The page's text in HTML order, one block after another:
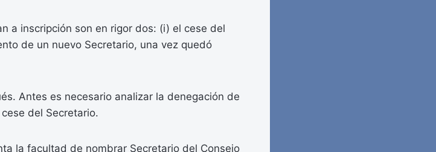
a inscripción son en rigor dos: (i) el cese del
de un nuevo Secretario, una vez quedó
Antes es necesario analizar la denegación de
del Secretario.
la facultad de nombrar Secretario del Consejo